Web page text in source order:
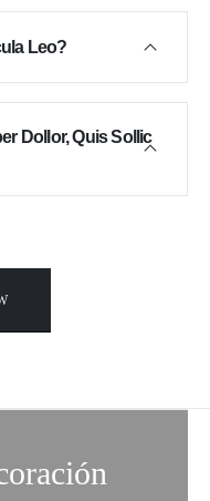
Leo?
Dollor, Quis Sollic